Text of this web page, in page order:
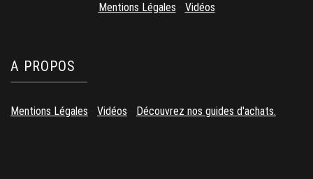
Mentions Légales Vidéos
A PROPOS
Mentions Légales Vidéos Découvrez nos guides d'achats.